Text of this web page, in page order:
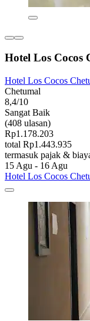
Hotel Los Cocos
Hotel Los Cocos
Chetumal
8,4/10
Sangat Baik
(408 ulasan)
Rp1.178.203
total Rp1.443.935
termasuk pajak &
15 Agu - 16 Agu
Hotel Los Cocos